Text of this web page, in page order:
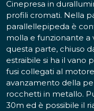
Cinepresa in
profili cromati. Nella
parallellepipeda è
molla e funzionante a
questa parte, chiuso
estraibile si ha il vano
fusi collegati al
avanzamento della
rocchetti in metallo.
30m ed è possibile il